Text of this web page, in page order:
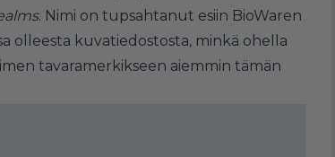
. Nimi on tupsahtanut esiin BioWaren
olleesta kuvatiedostosta, minkä ohella
tavaramerkikseen aiemmin tämän